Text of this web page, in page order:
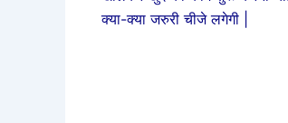
क्या-क्या जरुरी चीजे लगेगी |